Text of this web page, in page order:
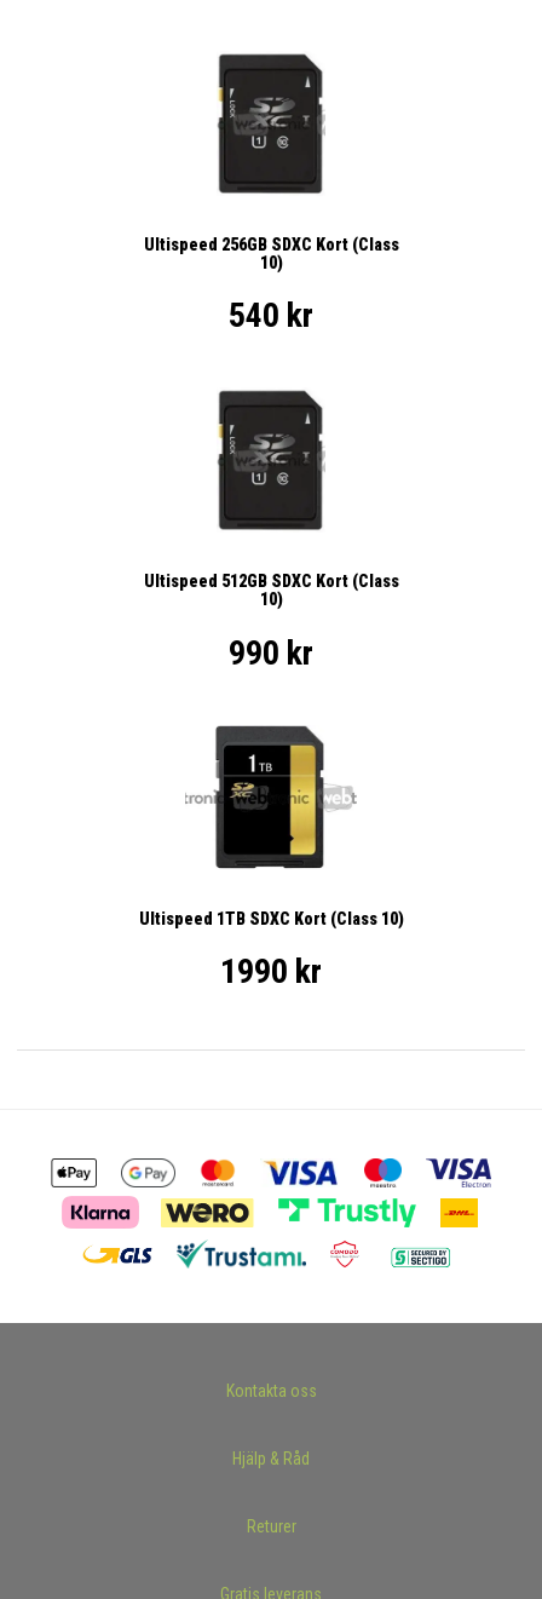
Ultispeed 256GB SDXC Kort (Class
10)
540 kr
Ultispeed 512GB SDXC Kort (Class
10)
990 kr
Ultispeed 1TB SDXC Kort (Class 10)
1990 kr
Kontakta oss
Hjälp & Råd
Returer
Gratis leverans